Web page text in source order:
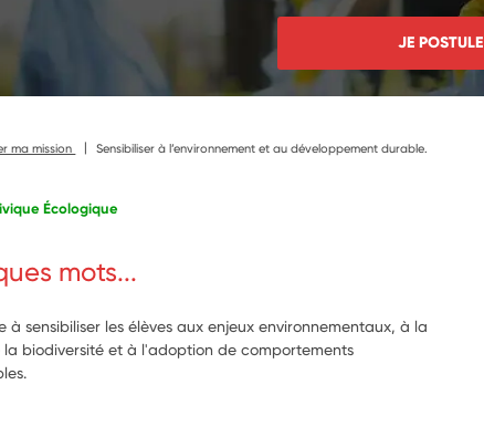
JE POSTULE
ma mission Sensibiliser à l’environnement et au développement durable.
Écologique
mots...
à sensibiliser les élèves aux enjeux environnementaux, à la
biodiversité et à l'adoption de comportements